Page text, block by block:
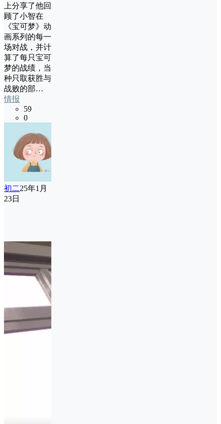
上分享了他回
顾了小智在
《宝可梦》动
画系列的每一
场对战，并计
算了每只宝可
梦的战绩，当
种只取获胜与
战败的部…
情报
59
0
初二25年1月
23日